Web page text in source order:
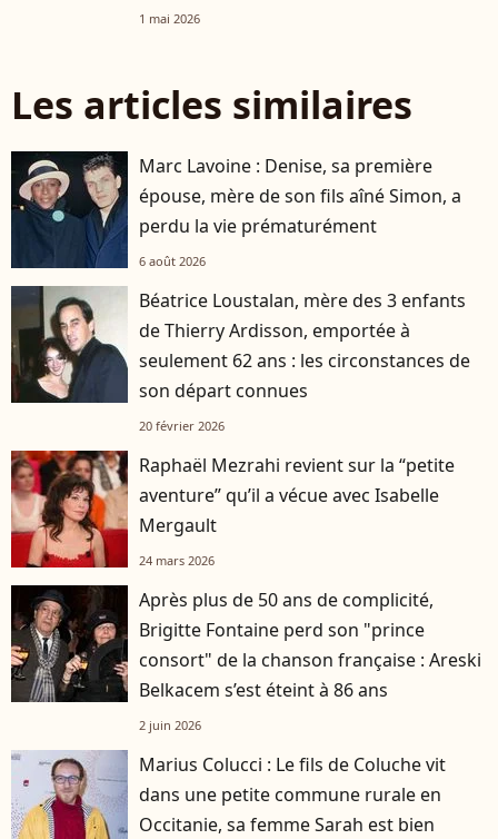
1 mai 2026
Les articles similaires
Marc Lavoine : Denise, sa première
épouse, mère de son fils aîné Simon, a
perdu la vie prématurément
6 août 2026
Béatrice Loustalan, mère des 3 enfants
de Thierry Ardisson, emportée à
seulement 62 ans : les circonstances de
son départ connues
20 février 2026
Raphaël Mezrahi revient sur la “petite
aventure” qu’il a vécue avec Isabelle
Mergault
24 mars 2026
Après plus de 50 ans de complicité,
Brigitte Fontaine perd son "prince
consort" de la chanson française : Areski
Belkacem s’est éteint à 86 ans
2 juin 2026
Marius Colucci : Le fils de Coluche vit
dans une petite commune rurale en
Occitanie, sa femme Sarah est bien